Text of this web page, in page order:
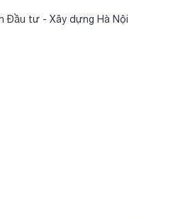
Đầu tư - Xây dựng Hà Nội